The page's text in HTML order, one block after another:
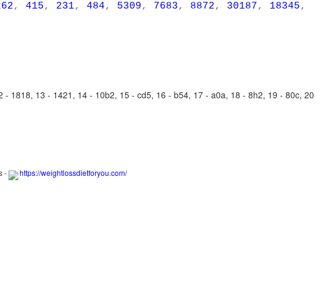
, 415, 231, 484, 5309, 7683, 8872, 30187, 18345,
1818, 13 - 1421, 14 - 10b2, 15 - cd5, 16 - b54, 17 - a0a, 18 - 8h2, 19 - 80c, 20
- https://weightlossdietforyou.com/